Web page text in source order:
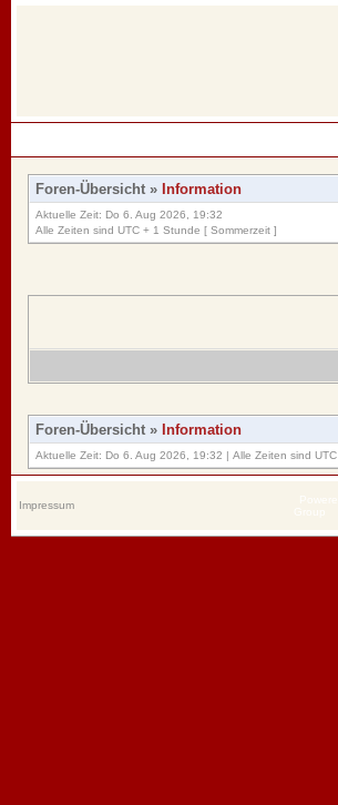
Foren-Übersicht » Information
Aktuelle Zeit: Do 6. Aug 2026, 19:32
Alle Zeiten sind UTC + 1 Stunde [ Sommerzeit ]
Foren-Übersicht » Information
Aktuelle Zeit: Do 6. Aug 2026, 19:32 | Alle Zeiten sind
Impressum